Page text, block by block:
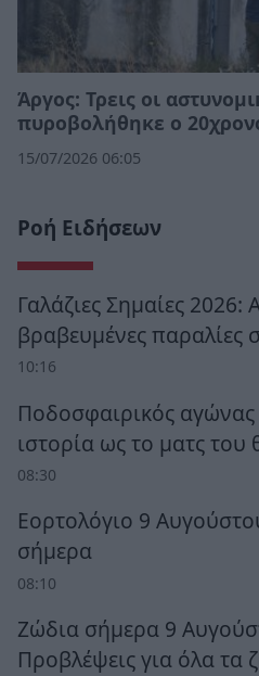
Άργος: Τρεις οι
πυροβολήθηκε ο
15/07/2026 06:05
Ροή Ειδήσεων
Γαλάζιες Σημαίες 2026:
βραβευμένες παραλίες
10:16
Ποδοσφαιρικός αγώνας
ιστορία ως το ματς του
08:30
Εορτολόγιο 9
σήμερα
08:10
Ζώδια σήμερα 9
Προβλέψεις για όλα τα